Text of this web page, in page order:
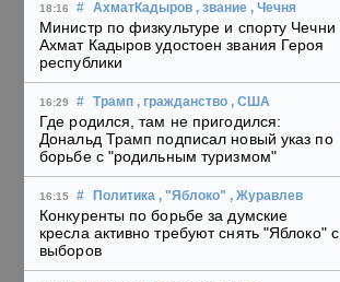
18:16 # АхматКадыров , звание , Чечня
Министр по физкультуре и спорту Чечни
Ахмат Кадыров удостоен звания Героя
республики
16:29 # Трамп , гражданство , США
Где родился, там не пригодился:
Дональд Трамп подписал новый указ по
борьбе с "родильным туризмом"
16:15 # Политика , "Яблоко" , Журавлев
Конкуренты по борьбе за думские
кресла активно требуют снять "Яблоко" с
выборов